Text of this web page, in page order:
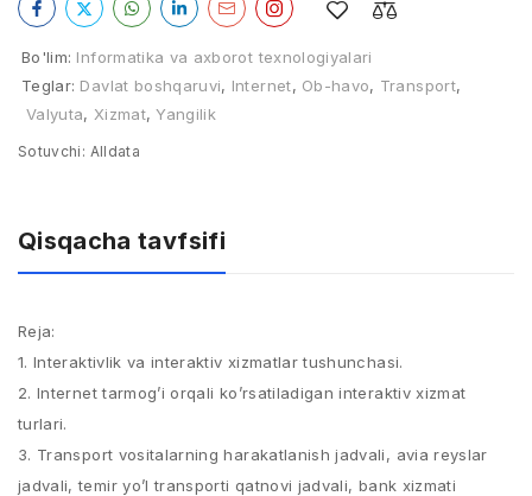
Bo'lim: Informatika va axborot texnologiyalari
Teglar: Davlat boshqaruvi, Internet, Ob-havo, Transport,
Valyuta, Xizmat, Yangilik
Sotuvchi: Alldata
Qisqacha tavfsifi
Reja:
1. Interaktivlik va interaktiv xizmatlar tushunchasi.
2. Internet tarmog’i orqali ko’rsatiladigan interaktiv xizmat
turlari.
3. Transport vositalarning harakatlanish jadvali, avia reyslar
jadvali, temir yo’l transporti qatnovi jadvali, bank xizmati